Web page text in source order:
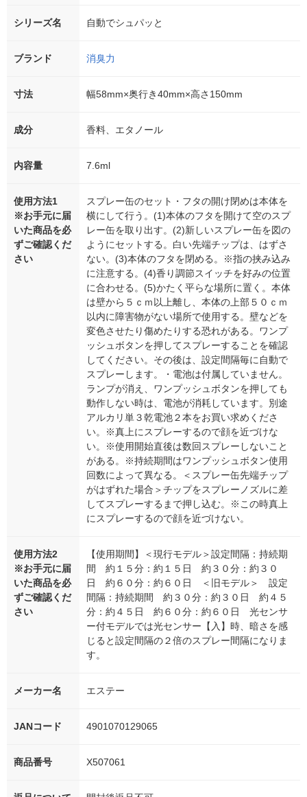
シリーズ名 自動でシュパッと
ブランド 消臭力
寸法 幅58mm×奥行き40mm×高さ150mm
成分 香料、エタノール
内容量 7.6ml
使用方法1
※お手元に届
いた商品を必
ずご確認くだ
さい
スプレー缶のセット・フタの開け閉めは本体を
横にして行う。(1)本体のフタを開けて空のスプ
レー缶を取り出す。(2)新しいスプレー缶を図の
ようにセットする。白い先端チップは、はずさ
ない。(3)本体のフタを閉める。※指の挟み込み
に注意する。(4)香り調節スイッチを好みの位置
に合わせる。(5)かたく平らな場所に置く。本体
は壁から５ｃｍ以上離し、本体の上部５０ｃｍ
以内に障害物がない場所で使用する。壁などを
変色させたり傷めたりする恐れがある。ワンプ
ッシュボタンを押してスプレーすることを確認
してください。その後は、設定間隔毎に自動で
スプレーします。・電池は付属していません。
ランプが消え、ワンプッシュボタンを押しても
動作しない時は、電池が消耗しています。別途
アルカリ単３乾電池２本をお買い求めくださ
い。※真上にスプレーするので顔を近づけな
い。※使用開始直後は数回スプレーしないこと
がある。※持続期間はワンプッシュボタン使用
回数によって異なる。＜スプレー缶先端チップ
がはずれた場合＞チップをスプレーノズルに差
してスプレーするまで押し込む。※この時真上
にスプレーするので顔を近づけない。
使用方法2
※お手元に届
いた商品を必
ずご確認くだ
さい
【使用期間】＜現行モデル＞設定間隔：持続期
間 約１５分：約１５日 約３０分：約３０
日 約６０分：約６０日 ＜旧モデル＞ 設定
間隔：持続期間 約３０分：約３０日 約４５
分：約４５日 約６０分：約６０日 光センサ
ー付モデルでは光センサー【入】時、暗さを感
じると設定間隔の２倍のスプレー間隔になりま
す。
メーカー名 エステー
JANコード 4901070129065
商品番号 X507061